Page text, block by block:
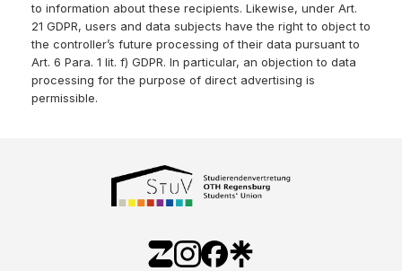
to information about these recipients. Likewise, under Art.
21 GDPR, users and data subjects have the right to object to
the controller’s future processing of their data pursuant to
Art. 6 Para. 1 lit. f) GDPR. In particular, an objection to data
processing for the purpose of direct advertising is
permissible.